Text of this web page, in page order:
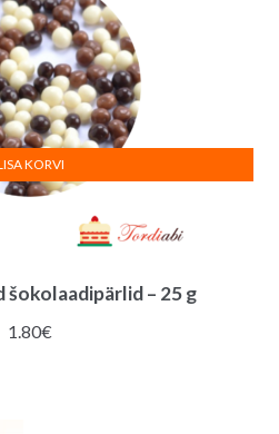
– 25 g
1.80€
KORVI